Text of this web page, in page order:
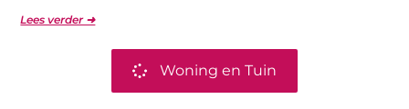
Lees verder ➜
Woning en Tuin